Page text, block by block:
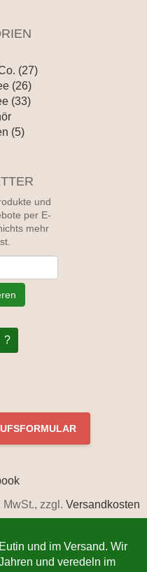
(27)
(26)
(33)
(5)
und
per E-
mehr
?
MwSt., zzgl. Versandkosten
und im Versand. Wir
und veredeln im